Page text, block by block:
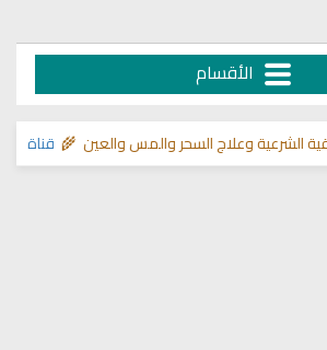
الأقسام
قناة وشفاءوعلاج السحر والمس والعين 🌾